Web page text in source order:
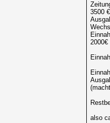
3500 €
also